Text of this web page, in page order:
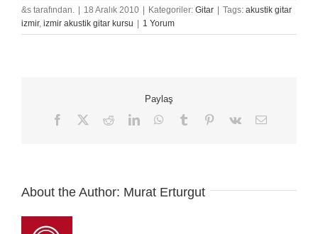
&s tarafından. | 18 Aralık 2010 | Kategoriler: Gitar | Tags: akustik gitar
izmir, izmir akustik gitar kursu | 1 Yorum
Paylaş
Facebook RedditLinkedInWhatsApp
Tumblr Pinterest
Vk
E-
About the Author: Murat Erturgut